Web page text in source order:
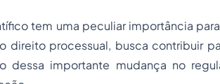
tem uma peculiar importância
direito processual, busca contribuir
dessa importante mudança no